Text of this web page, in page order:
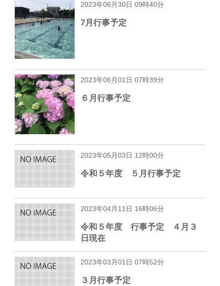
2023年06月30日 09時40分
7月行事予定
2023年06月01日 07時39分
６月行事予定
2023年05月03日 12時00分
令和５年度 ５月行事予定
2023年04月11日 16時06分
令和５年度 行事予定 ４月３
日現在
2023年03月01日 07時52分
３月行事予定